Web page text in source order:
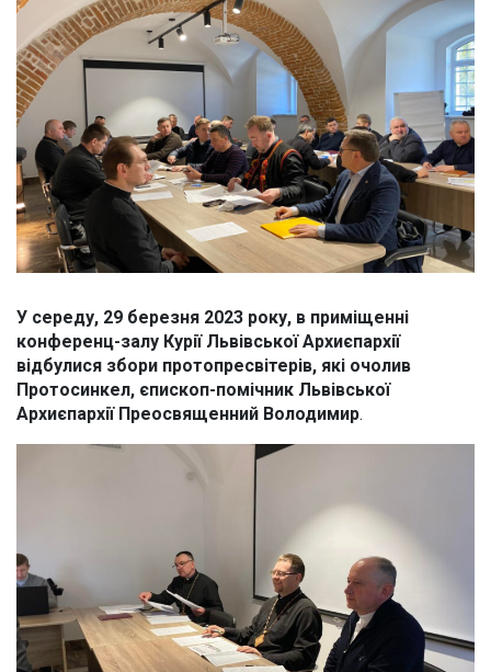
У середу, 29 березня 2023 року, в приміщенні
конференц-залу Курії Львівської Архиєпархії
відбулися збори протопресвітерів, які очолив
Протосинкел, єпископ-помічник Львівської
Архиєпархії Преосвященний Володимир.